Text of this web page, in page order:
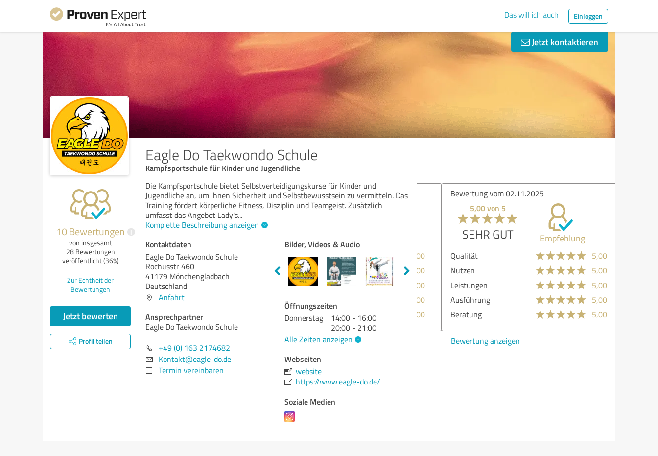
Das will ich auch Einloggen
Jetzt kontaktieren
Eagle Do Taekwondo Schule
Kampfsportschule für Kinder und Jugendliche
10 Bewertungen i
von insgesamt
28 Bewertungen
veröffentlicht (36%)
Zur Echtheit der
Bewertungen
Jetzt bewerten
Profil teilen
Die Kampfsportschule bietet Selbstverteidigungskurse für Kinder und
Jugendliche an, um ihnen Sicherheit und Selbstbewusstsein zu vermitteln. Das
Training fördert körperliche Fitness, Disziplin und Teamgeist. Zusätzlich
umfasst das Angebot Lady's...
Komplette Beschreibung anzeigen
Kontaktdaten
Eagle Do Taekwondo Schule
Rochusstr 460
41179 Mönchengladbach
Deutschland
Anfahrt
Ansprechpartner
Eagle Do Taekwondo Schule
+49 (0) 163 2174682
Kontakt@eagle-do.de
Termin vereinbaren
Bilder, Videos & Audio
Öffnungszeiten
Donnerstag
14:00 - 16:00
20:00 - 21:00
Alle Zeiten anzeigen
Webseiten
website
https://www.eagle-do.de/
Soziale Medien
Bewertung vom 02.11.2025
5,00 von 5
SEHR GUT Empfehlung
Qualität
5,00
5,00
Leistungen
5,00
Ausführung
5,00
Beratung
5,00
Bewertung anzeigen